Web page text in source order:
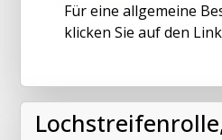
Für eine allgemeine
klicken Sie auf den Link